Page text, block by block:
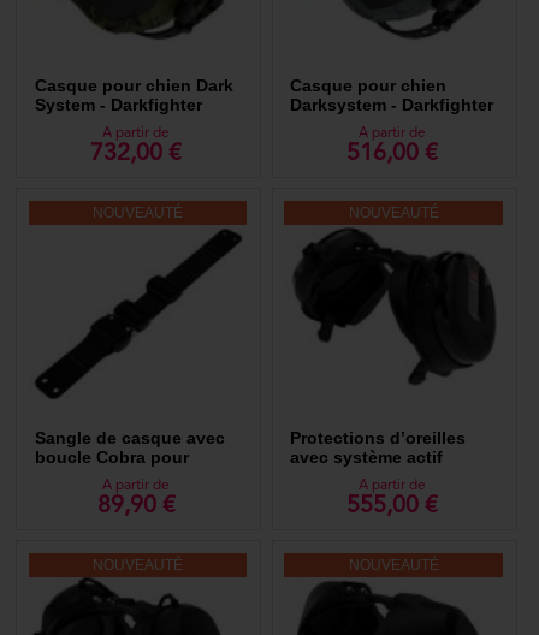
Les produits Dark System pensés pour répondre aux exigences des
missions les plus critiques équipent un grand nombres d'unités
Casque pour chien Dark
System - Darkfighter
A partir de
732,00 €
Casque pour chien
Darksystem - Darkfighter
WOLF GREYA partir de
516,00 €
NOUVEAUTÉ
Sangle de casque avec
boucle Cobra pour
casque Darksystem
A partir de
89,90 €
NOUVEAUTÉ
Protections d’oreilles
avec système actif
PELTOR PROTAC (sans
casque)- Dark System
A partir de
555,00 €
NOUVEAUTÉ NOUVEAUTÉ